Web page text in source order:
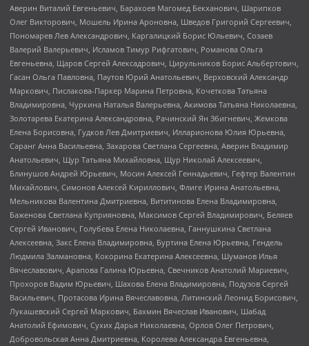
Аверин Виталий Евгеньевич, Барахоев Магомед Бекханович, Шарипков
Олег Викторович, Мошель Ирина Ароновна, Шведов Григорий Сергеевич,
Пономарев Лев Александрович, Каргалицкий Борис Юльевич, Созаев
Валерий Валерьевич, Исламов Тимур Рифгатович, Романова Ольга
Евгеньевна, Щаров Сергей Алексадрович, Цирульников Борис Альбертович,
Гасан Ольга Павловна, Паутов Юрий Анатольевич, Верховский Александр
Маркович, Пислакова-Паркер Марина Петровна, Кочеткова Татьяна
Владимировна, Чуркина Наталья Валерьевна, Акимова Татьяна Николаевна,
Золотарева Екатерина Александровна, Рачинский Ян Збигневич, Жемкова
Елена Борисовна, Гудков Лев Дмитриевич, Илларионова Юлия Юрьевна,
Саранг Анна Васильевна, Захарова Светлана Сергеевна, Аверин Владимир
Анатольевич, Щур Татьяна Михайловна, Щур Николай Алексеевич,
Блинушов Андрей Юрьевич, Мосин Алексей Геннадьевич, Гефтер Валентин
Михайлович, Симонов Алексей Кириллович, Флиге Ирина Анатольевна,
Мельникова Валентина Дмитриевна, Вититинова Елена Владимировна,
Баженова Светлана Куприяновна, Максимов Сергей Владимирович, Беляев
Сергей Иванович, Голубева Елена Николаевна, Ганнушкина Светлана
Алексеевна, Закс Елена Владимировна, Буртина Елена Юрьевна, Гендель
Людмила Залмановна, Кокорина Екатерина Алексеевна, Шуманов Илья
Вячеславович, Арапова Галина Юрьевна, Свечников Анатолий Мариевич,
Прохоров Вадим Юрьевич, Шахова Елена Владимировна, Подузов Сергей
Васильевич, Протасова Ирина Вячеславовна, Литинский Леонид Борисович,
Лукашевский Сергей Маркович, Бахмин Вячеслав Иванович, Шабад
Анатолий Ефимович, Сухих Дарья Николаевна, Орлов Олег Петрович,
Добровольская Анна Дмитриевна, Королева Александра Евгеньевна,